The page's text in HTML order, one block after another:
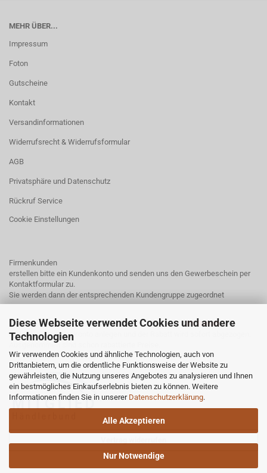
Diese Webseite verwendet Cookies und andere
Technologien
Wir verwenden Cookies und ähnliche Technologien, auch von
Drittanbietern, um die ordentliche Funktionsweise der Website zu
gewährleisten, die Nutzung unseres Angebotes zu analysieren und Ihnen
ein bestmögliches Einkaufserlebnis bieten zu können. Weitere
Informationen finden Sie in unserer Datenschutzerklärung.
Alle Akzeptieren
Nur Notwendige
MEHR ÜBER...
Impressum
Foton
Gutscheine
Kontakt
Versandinformationen
Widerrufsrecht & Widerrufsformular
AGB
Privatsphäre und Datenschutz
Rückruf Service
Cookie Einstellungen
Firmenkunden
erstellen bitte ein Kundenkonto und senden uns den Gewerbeschein per
Kontaktformular zu.
Sie werden dann der entsprechenden Kundengruppe zugeordnet
Endkunden mit einem Kundenkonto erhalten bei uns3% Rabatt.
Einfach ein Kundenkonto anlegen und der Rabatt wird sofort abgezogen.
Ausgenommen sind schon rabattierte Preise.